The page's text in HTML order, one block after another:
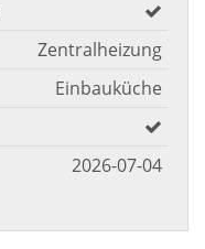
Zentralheizung
Einbauküche
2026-07-04